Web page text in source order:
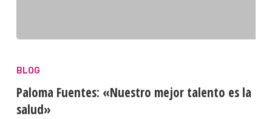
BLOG
Paloma Fuentes: «Nuestro mejor talento es la
salud»